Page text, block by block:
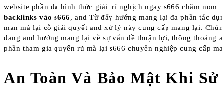
website phần đa hình thức giải trí nghịch ngay s666 chăm nom
backlinks vào s666, and Từ đấy hướng mang lại đa phần tác
man mà lại cỗ giải quyết and xử lý này cung cấp mang lại.
đang and hướng mang lại về sự vấn đề thuận lợi, thông thoáng
phần tham gia quyến rũ mà lại s666 chuyên nghiệp cung cấp
An Toàn Và Bảo Mật Khi Sử